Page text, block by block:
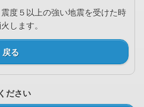
度５以上の強い地震を受けた時
します。
戻る
ださい